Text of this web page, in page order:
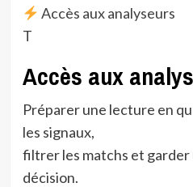
Accès aux analyseurs
T
Accès aux
Préparer une lecture en
les signaux,
filtrer les matchs et garder
décision.